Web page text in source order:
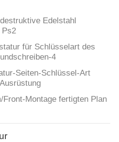
Edelstahl
Ps2
für Schlüsselart des
4
Seiten-Schlüssel-Art
Montage fertigten Plan